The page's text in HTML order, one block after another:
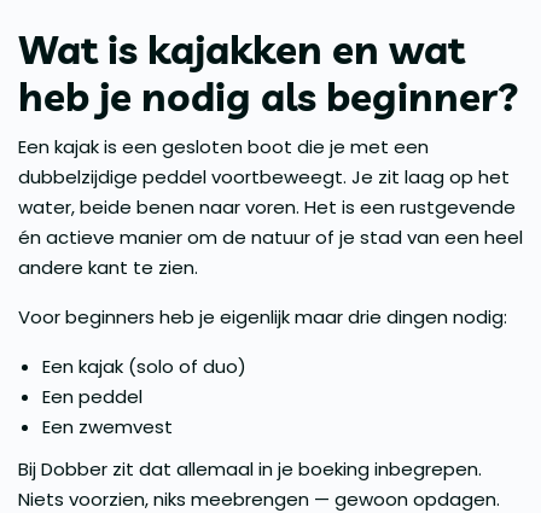
Wat is kajakken en wat
heb je nodig als beginner?
Een kajak is een gesloten boot die je met een
dubbelzijdige peddel voortbeweegt. Je zit laag op het
water, beide benen naar voren. Het is een rustgevende
én actieve manier om de natuur of je stad van een heel
andere kant te zien.
Voor beginners heb je eigenlijk maar drie dingen nodig:
Een kajak (solo of duo)
Een peddel
Een zwemvest
Bij Dobber zit dat allemaal in je boeking inbegrepen.
Niets voorzien, niks meebrengen — gewoon opdagen.